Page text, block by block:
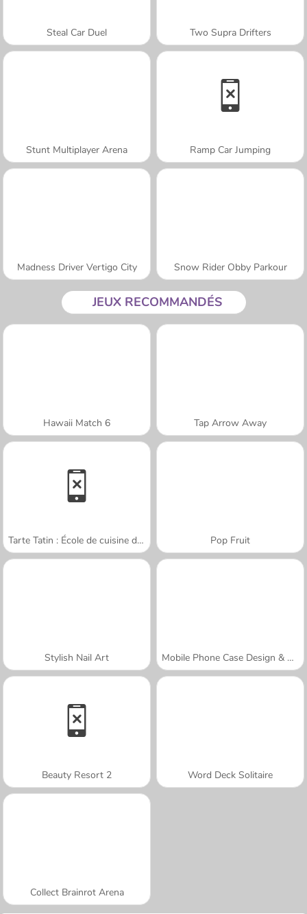
Steal Car Duel Two Supra Drifters
Stunt Multiplayer Arena Ramp Car Jumping
Madness Driver Vertigo City Snow Rider Obby Parkour
JEUX RECOMMANDÉS
Hawaii Match 6 Tap Arrow Away
Tarte Tatin : École de cuisine de Sara Pop Fruit
Stylish Nail Art Mobile Phone Case Design & DIY
Beauty Resort 2 Word Deck Solitaire
Collect Brainrot Arena